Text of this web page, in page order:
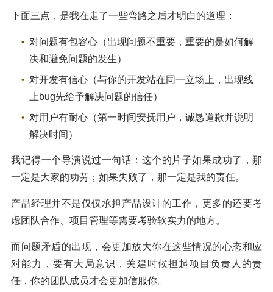
下面三点，是我在走了一些弯路之后才明白的道理：
对问题有包容心（出现问题不重要，重要的是如何解
决和避免问题的发生）
对开发有信心（与你的开发站在同一立场上，出现线
上bug先给予解决问题的信任）
对用户有耐心（第一时间安抚用户，诚恳道歉并说明
解决时间）
我记得一个导演说过一句话：这个的片子如果成功了，那
一定是大家的功劳；如果失败了，那一定是我的责任。
产品经理并不是仅仅承担产品设计的工作，更多的还要考
虑团队合作、项目管理等需要考验软实力的地方。
而问题矛盾的出现，会更加放大你在这些情况的心态和应
对能力，要有大局意识，关建时候担起项目负责人的责
任，你的团队成员才会更加信服你。